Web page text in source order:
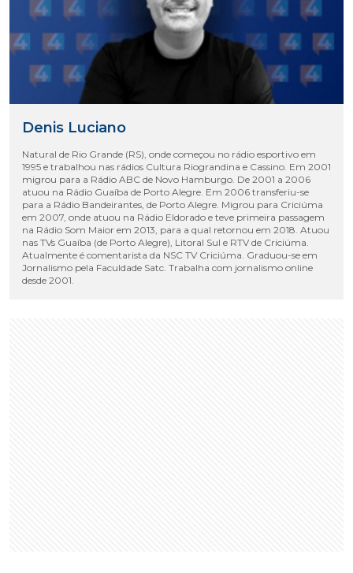
Denis Luciano
Natural de Rio Grande (RS), onde começou no rádio esportivo em
1995 e trabalhou nas rádios Cultura Riograndina e Cassino. Em 2001
migrou para a Rádio ABC de Novo Hamburgo. De 2001 a 2006
atuou na Rádio Guaíba de Porto Alegre. Em 2006 transferiu-se
para a Rádio Bandeirantes, de Porto Alegre. Migrou para Criciúma
em 2007, onde atuou na Rádio Eldorado e teve primeira passagem
na Rádio Som Maior em 2013, para a qual retornou em 2018. Atuou
nas TVs Guaíba (de Porto Alegre), Litoral Sul e RTV de Criciúma.
Atualmente é comentarista da NSC TV Criciúma. Graduou-se em
Jornalismo pela Faculdade Satc. Trabalha com jornalismo online
desde 2001.